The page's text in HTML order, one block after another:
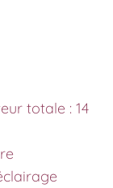
totale : 14